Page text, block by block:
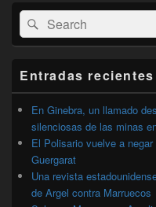
El
área
de
widget
lateral
primaria
Buscar
por:
Buscar
Entradas recientes
En Ginebra, un llamado
silenciosas de las minas
El Polisario vuelve a
Guergarat
Una revista
de Argel contra Marruecos